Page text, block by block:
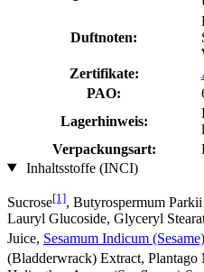
Duftnoten:
Zertifikate:
PAO:
Lagerhinweis:
Verpackungsart:
Inhaltsstoffe (INCI)
Sucrose[1], Butyrospermum
Lauryl Glucoside, Glyceryl
Juice, Sesamum Indicum
(Bladderwrack) Extract,